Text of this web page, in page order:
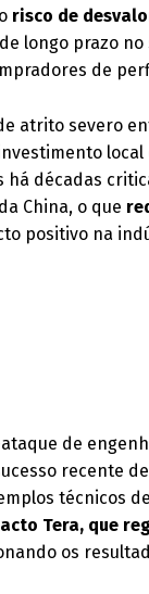
risco de
longo prazo
de
atrito severo
local
há décadas
China, o que
positivo na
de
recente
técnicos
Tera, que
os